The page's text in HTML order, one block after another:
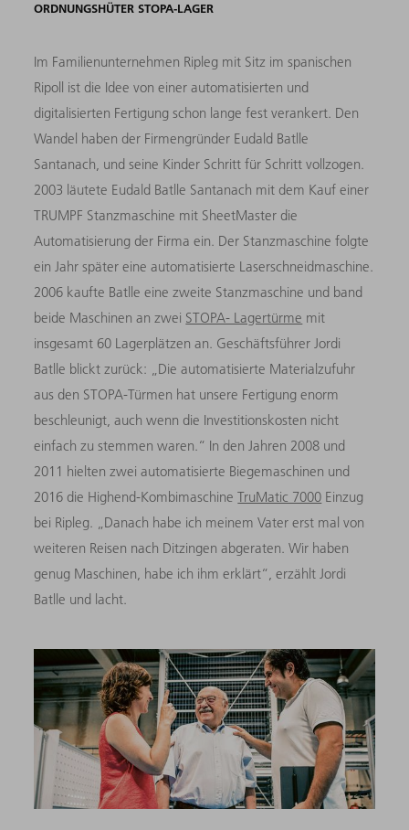
ORDNUNGSHÜTER STOPA-LAGER
Im Familienunternehmen Ripleg mit Sitz im spanischen
Ripoll ist die Idee von einer automatisierten und
digitalisierten Fertigung schon lange fest verankert. Den
Wandel haben der Firmengründer Eudald Batlle
Santanach, und seine Kinder Schritt für Schritt vollzogen.
2003 läu­tete Eudald Batlle Santanach mit dem Kauf einer
TRUMPF Stanzmaschine mit SheetMaster die
Automatisierung der Firma ein. Der Stanzmaschine folgte
ein Jahr später eine automatisierte Laserschneidmaschine.
2006 kaufte Batlle eine zweite Stanzmaschine und band
beide Maschinen an zwei STOPA- Lagertürme mit
insgesamt 60 Lagerplät­zen an. Geschäftsführer Jordi
Batlle blickt zurück: „Die automati­sierte Materialzufuhr
aus den STOPA-Türmen hat unsere Fertigung enorm
beschleunigt, auch wenn die Investitionskosten nicht
einfach zu stemmen waren.“ In den Jahren 2008 und
2011 hielten zwei automatisierte Biegemaschinen und
2016 die Highend-KombimaschineTruMatic 7000 Einzug
bei Ripleg. „Danach habe ich mei­nem Vater erst mal von
weiteren Reisen nach Ditzingen abgeraten. Wir haben
genug Maschinen, habe ich ihm erklärt“, erzählt Jordi
Batlle und lacht.